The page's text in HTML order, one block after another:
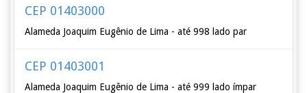
CEP 01403000
Alameda Joaquim Eugênio de Lima - até 998 lado par
CEP 01403001
Alameda Joaquim Eugênio de Lima - até 999 lado ímpar